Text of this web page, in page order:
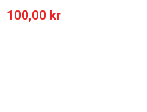
100,00 kr